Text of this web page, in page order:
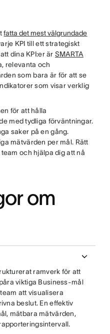
fatta det mest välgrundade
KPI till ett strategiskt
dina KPI:er är SMARTA
relevanta och
som bara är för att se
som visar verklig
för att hålla
med tydliga förväntningar.
saker på en gång.
mätvärden per mål. Rätt
och hjälpa dig att nå
om
ramverk för att
viktiga Business-mål
att visualisera
beslut. En effektiv
mätbara mätvärden,